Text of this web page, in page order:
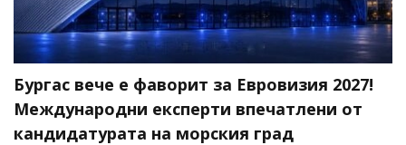
Бургас вече е фаворит за Евровизия 2027!
Международни експерти впечатлени от
кандидатурата на морския град